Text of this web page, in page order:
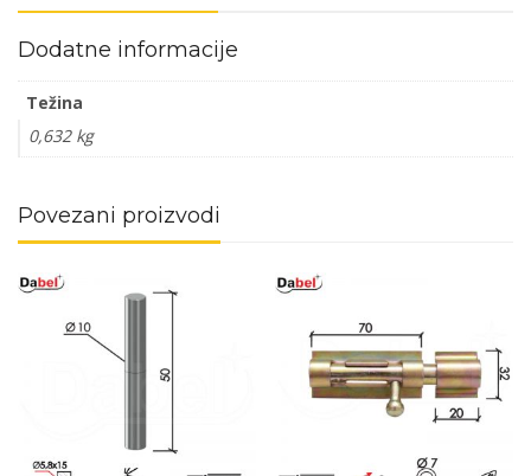
Dodatne informacije
Težina
0,632 kg
Povezani proizvodi